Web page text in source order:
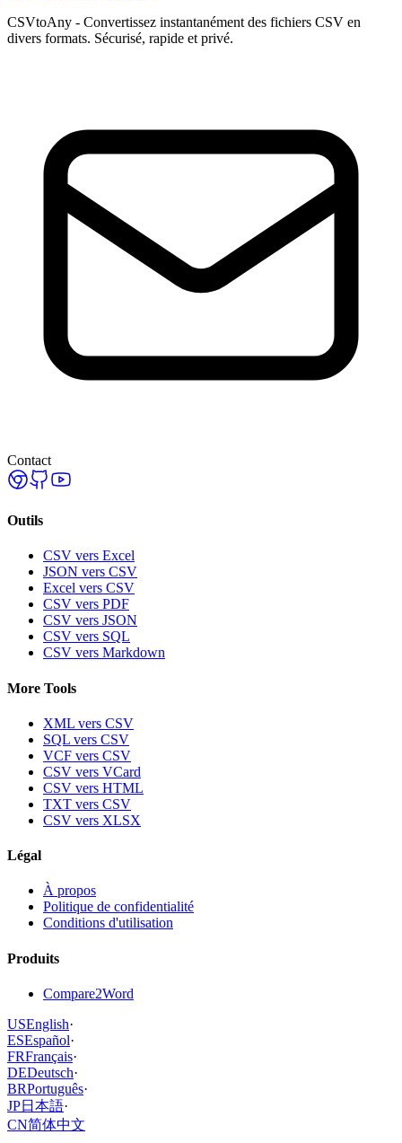
CSVtoAny - Convertissez instantanément des fichiers CSV en
divers formats. Sécurisé, rapide et privé.
Contact
Outils
CSV vers Excel
JSON vers CSV
Excel vers CSV
CSV vers PDF
CSV vers JSON
CSV vers SQL
CSV vers Markdown
More Tools
XML vers CSV
SQL vers CSV
VCF vers CSV
CSV vers VCard
CSV vers HTML
TXT vers CSV
CSV vers XLSX
Légal
À propos
Politique de confidentialité
Conditions d'utilisation
Produits
Compare2Word
USEnglish·
ESEspañol·
FRFrançais·
DEDeutsch·
BRPortuguês·
JP日本語·
CN简体中文